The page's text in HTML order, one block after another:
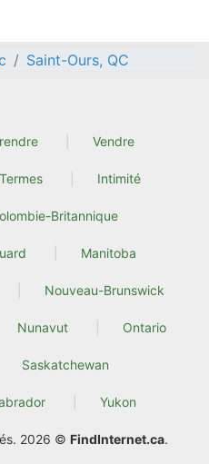
Saint-Ours, QC
Vendre
Termes Intimité
Britannique
Manitoba
Nouveau-Brunswick
Nunavut Ontario
Saskatchewan
Yukon
2026 © FindInternet.ca.